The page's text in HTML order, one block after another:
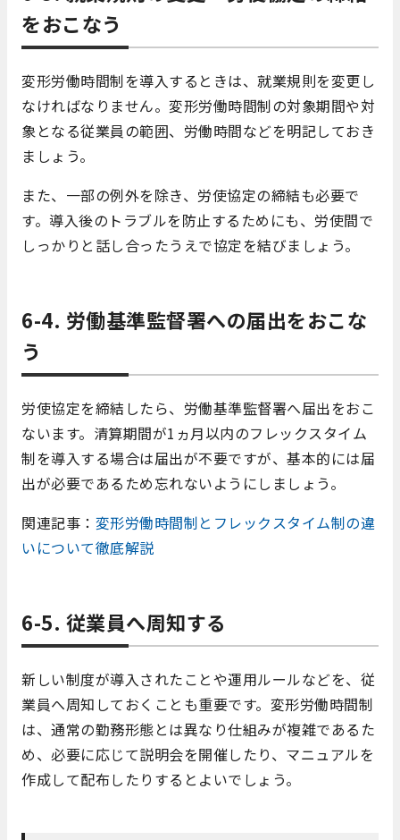
をおこなう
変形労働時間制を導入するときは、就業規則を変更し
なければなりません。変形労働時間制の対象期間や対
象となる従業員の範囲、労働時間などを明記しておき
ましょう。
また、一部の例外を除き、労使協定の締結も必要で
す。導入後のトラブルを防止するためにも、労使間で
しっかりと話し合ったうえで協定を結びましょう。
6-4. 労働基準監督署への届出をおこな
う
労使協定を締結したら、労働基準監督署へ届出をおこ
ないます。清算期間が1ヵ月以内のフレックスタイム
制を導入する場合は届出が不要ですが、基本的には届
出が必要であるため忘れないようにしましょう。
関連記事： 変形労働時間制とフレックスタイム制の違
いについて徹底解説
6-5. 従業員へ周知する
新しい制度が導入されたことや運用ルールなどを、従
業員へ周知しておくことも重要です。変形労働時間制
は、通常の勤務形態とは異なり仕組みが複雑であるた
め、必要に応じて説明会を開催したり、マニュアルを
作成して配布したりするとよいでしょう。